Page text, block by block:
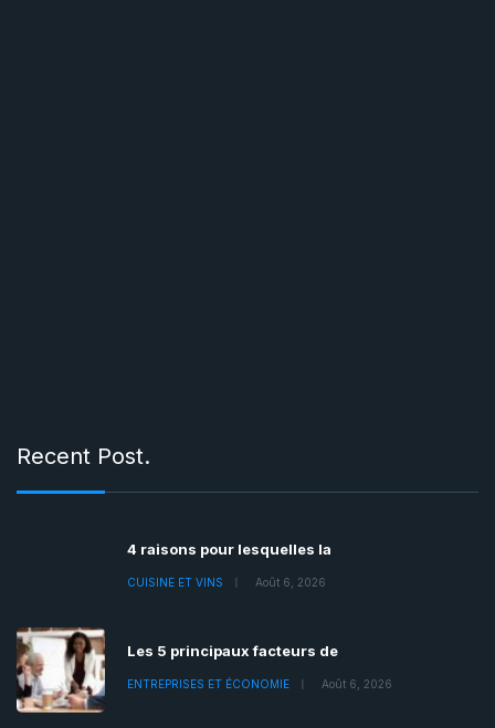
Recent Post.
4 raisons pour lesquelles la
CUISINE ET VINS Août 6, 2026
Les 5 principaux facteurs de
ENTREPRISES ET ÉCONOMIE Août 6, 2026